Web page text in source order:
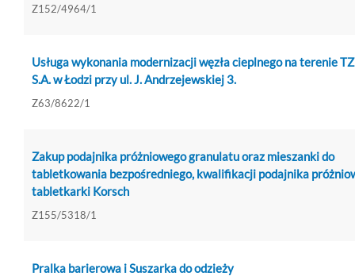
Z152/4964/1
Usługa wykonania modernizacji węzła cieplnego na terenie
S.A. w Łodzi przy ul. J. Andrzejewskiej 3.
Z63/8622/1
Zakup podajnika próżniowego granulatu oraz mieszanki do
tabletkowania bezpośredniego, kwalifikacji podajnika
tabletkarki Korsch
Z155/5318/1
Pralka barierowa i Suszarka do odzieży